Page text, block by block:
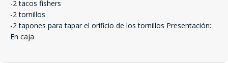
-2 tacos fishers
-2 tornillos
-2 tapones para tapar el orificio de los tornillos Presentación:
En caja